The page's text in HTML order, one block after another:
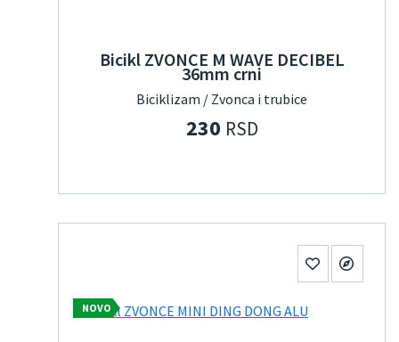
Bicikl ZVONCE M WAVE DECIBEL
36mm crni
Biciklizam / Zvonca i trubice
230 RSD
NOVO